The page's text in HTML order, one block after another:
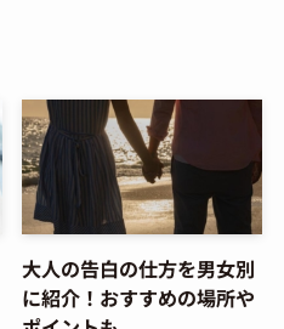
大人の告白の仕方を男女別
に紹介！おすすめの場所や